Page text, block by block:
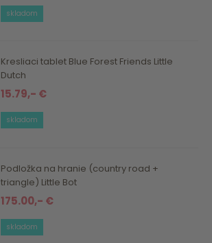
skladom
Kresliaci tablet Blue Forest Friends Little
Dutch
15.79,- €
skladom
Podložka na hranie (country road +
triangle) Little Bot
175.00,- €
skladom